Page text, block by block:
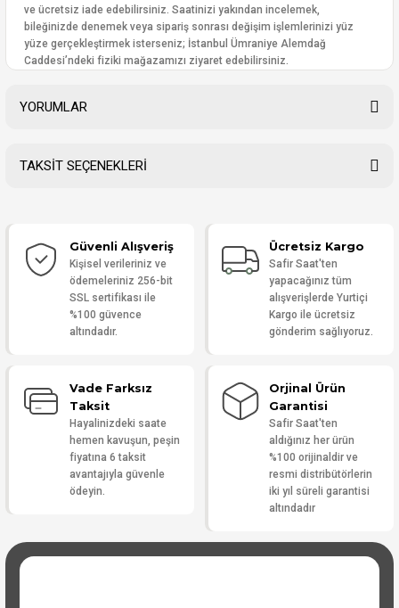
ve ücretsiz iade edebilirsiniz. Saatinizi yakından incelemek,
bileğinizde denemek veya sipariş sonrası değişim işlemlerinizi yüz
yüze gerçekleştirmek isterseniz; İstanbul Ümraniye Alemdağ
Caddesi’ndeki fiziki mağazamızı ziyaret edebilirsiniz.
YORUMLAR
Yorum Yaz
TAKSİT SEÇENEKLERİ
Güvenli Alışveriş
Kişisel verileriniz ve
ödemeleriniz 256-bit
SSL sertifikası ile
%100 güvence
altındadır.
Ücretsiz Kargo
Safir Saat'ten
yapacağınız tüm
alışverişlerde Yurtiçi
Kargo ile ücretsiz
gönderim sağlıyoruz.
Vade Farksız
Taksit
Hayalinizdeki saate
hemen kavuşun, peşin
fiyatına 6 taksit
avantajıyla güvenle
ödeyin.
Orjinal Ürün
Garantisi
Safir Saat'ten
aldığınız her ürün
%100 orijinaldir ve
resmi distribütörlerin
iki yıl süreli garantisi
altındadır